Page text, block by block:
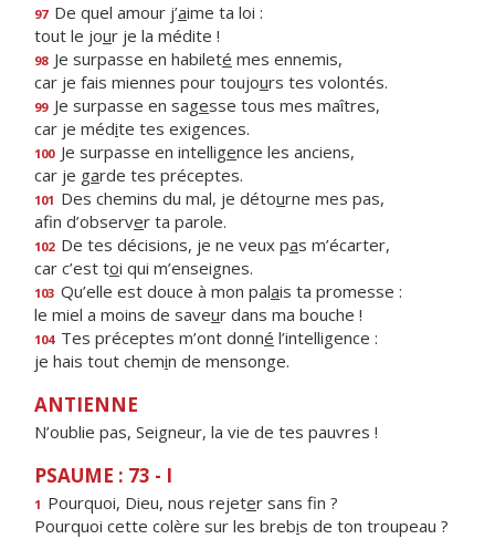
97 De quel amour j’aime ta loi :
tout le jour je la médite !
98 Je surpasse en habileté mes ennemis,
car je fais miennes pour toujours tes volontés.
99 Je surpasse en sagesse tous mes maîtres,
car je médite tes exigences.
100 Je surpasse en intelligence les anciens,
car je garde tes préceptes.
101 Des chemins du mal, je détourne mes pas,
afin d’observer ta parole.
102 De tes décisions, je ne veux pas m’écarter,
car c’est toi qui m’enseignes.
103 Qu’elle est douce à mon palais ta promesse :
le miel a moins de saveur dans ma bouche !
104 Tes préceptes m’ont donné l’intelligence :
je hais tout chemin de mensonge.
ANTIENNE
N’oublie pas, Seigneur, la vie de tes pauvres !
PSAUME : 73 - I
1 Pourquoi, Dieu, nous rejeter sans fin ?
Pourquoi cette colère sur les brebis de ton troupeau ?